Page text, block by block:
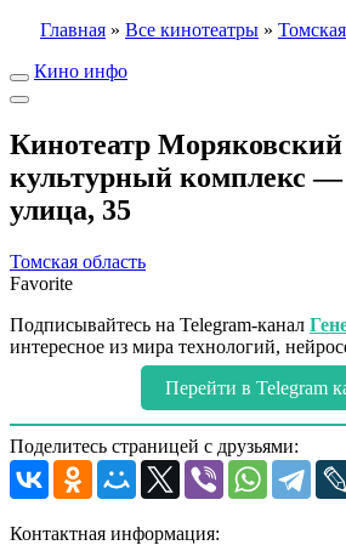
Главная » Все кинотеатры »
Кино инфо
Кинотеатр Моряковский
культурный комплекс —
улица, 35
Томская область
Favorite
Подписывайтесь на Telegram-канал
интересное из мира технологий,
Перейти в Telegram
Поделитесь страницей с друзьями:
Контактная информация: